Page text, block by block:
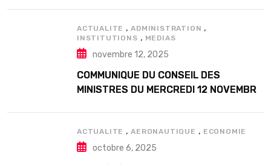
ACTUALITE ,ADMINISTRATION ,
INSTITUTIONS , MEDIAS
novembre 12, 2025
COMMUNIQUE DU CONSEIL DES
MINISTRES DU MERCREDI 12 NOVEMBRE
ACTUALITE ,AERONAUTIQUE , ECONOMIE
octobre 6, 2025